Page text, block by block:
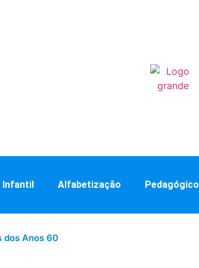
Infantil Alfabetização Pedagógico
dos Anos 60